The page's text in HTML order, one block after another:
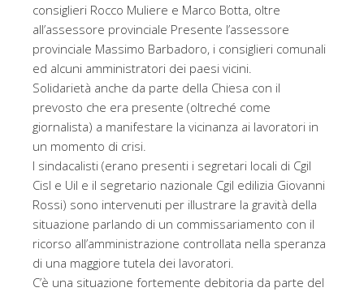
consiglieri Rocco Muliere e Marco Botta, oltre
all’assessore provinciale Presente l’assessore
provinciale Massimo Barbadoro, i consiglieri comunali
ed alcuni amministratori dei paesi vicini.
Solidarietà anche da parte della Chiesa con il
prevosto che era presente (oltreché come
giornalista) a manifestare la vicinanza ai lavoratori in
un momento di crisi.
I sindacalisti (erano presenti i segretari locali di Cgil
Cisl e Uil e il segretario nazionale Cgil edilizia Giovanni
Rossi) sono intervenuti per illustrare la gravità della
situazione parlando di un commissariamento con il
ricorso all’amministrazione controllata nella speranza
di una maggiore tutela dei lavoratori.
C’è una situazione fortemente debitoria da parte del